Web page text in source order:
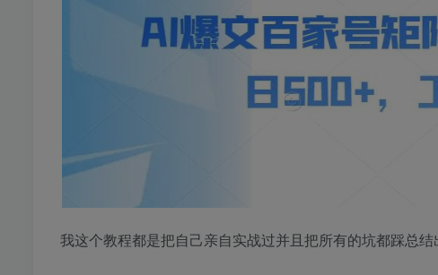
我这个教程都是把自己亲自实战过并且把所有的坑都踩总